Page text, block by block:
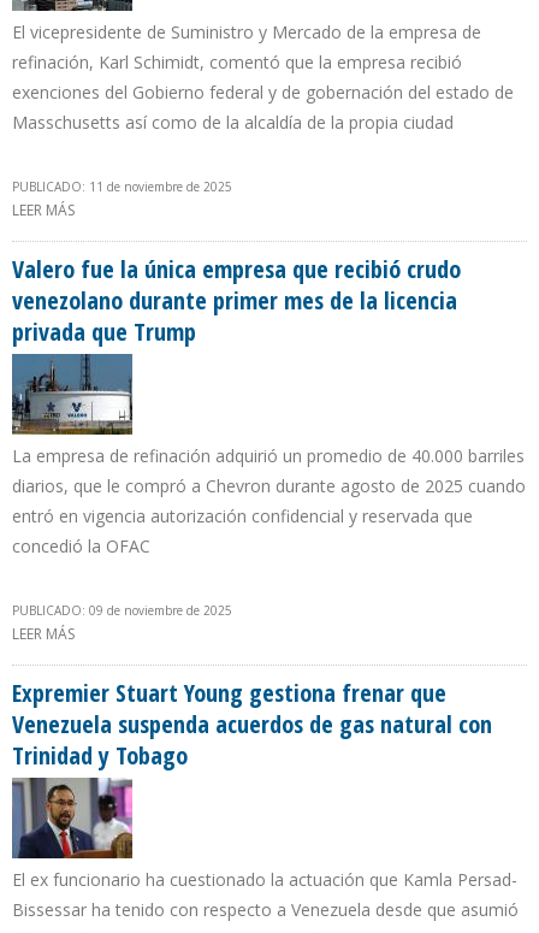
El vicepresidente de Suministro y Mercado de la empresa de
refinación, Karl Schimidt, comentó que la empresa recibió
exenciones del Gobierno federal y de gobernación del estado de
Masschusetts así como de la alcaldía de la propia ciudad
PUBLICADO: 11 de noviembre de 2025
LEER MÁS
BOSTON
Valero fue la única empresa que recibió crudo
venezolano durante primer mes de la licencia
privada que Trump
La empresa de refinación adquirió un promedio de 40.000 barriles
diarios, que le compró a Chevron durante agosto de 2025 cuando
entró en vigencia autorización confidencial y reservada que
concedió la OFAC
PUBLICADO: 09 de noviembre de 2025
LEER MÁS
TRUMP
Expremier Stuart Young gestiona frenar que
Venezuela suspenda acuerdos de gas natural con
Trinidad y Tobago
El ex funcionario ha cuestionado la actuación que Kamla Persad-
Bissessar ha tenido con respecto a Venezuela desde que asumió